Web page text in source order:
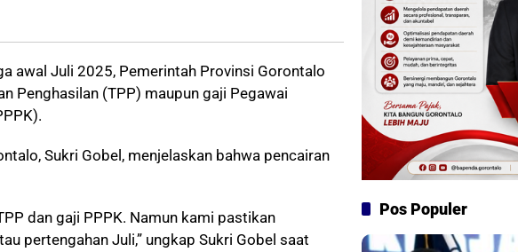
awal Juli 2025, Pemerintah Provinsi Gorontalo
Penghasilan (TPP) maupun gaji Pegawai
Sukri Gobel, menjelaskan bahwa pencairan
dan gaji PPPK. Namun kami pastikan
pertengahan Juli,” ungkap Sukri Gobel saat
Pos Populer